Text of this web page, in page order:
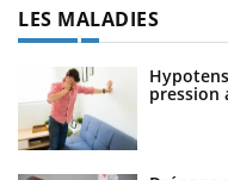
LES MALADIES
pression